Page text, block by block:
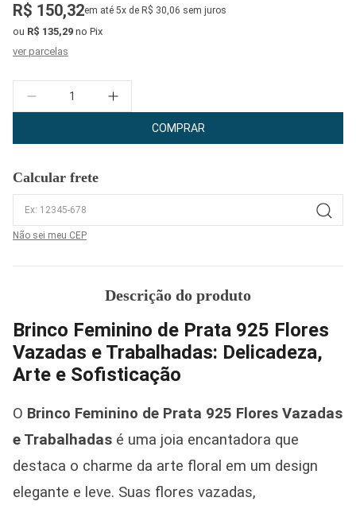
R$ 150,32em até 5x de R$ 30,06 sem juros
ou R$ 135,29 no Pix
ver parcelas
Quantidade
COMPRAR
Calcular frete
Não sei meu CEP
Descrição do produto
Brinco Feminino de Prata 925 Flores
Vazadas e Trabalhadas: Delicadeza,
Arte e Sofisticação
O Brinco Feminino de Prata 925 Flores Vazadas
e Trabalhadas é uma joia encantadora que
destaca o charme da arte floral em um design
elegante e leve. Suas flores vazadas,